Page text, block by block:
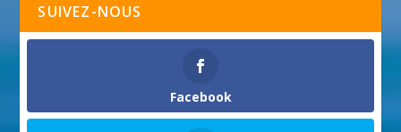
SUIVEZ-NOUS
Facebook